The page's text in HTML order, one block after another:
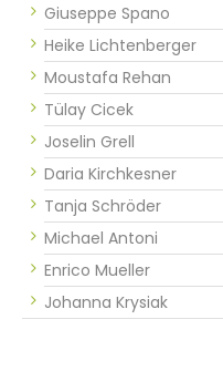
Giuseppe Spano
Heike Lichtenberger
Moustafa Rehan
Tülay Cicek
Joselin Grell
Daria Kirchkesner
Tanja Schröder
Michael Antoni
Enrico Mueller
Johanna Krysiak